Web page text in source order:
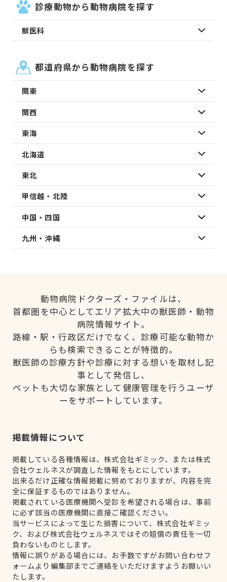
診療動物から動物病院を探す
獣医科
都道府県から動物病院を探す
関東
関西
東海
北海道
東北
甲信越・北陸
中国・四国
九州・沖縄
動物病院ドクターズ・ファイルは、
首都圏を中心としてエリア拡大中の獣医師・動物
病院情報サイト。
路線・駅・行政区だけでなく、診療可能な動物か
らも検索できることが特徴的。
獣医師の診療方針や診療に対する想いを取材し記
事として発信し、
ペットも大切な家族として健康管理を行うユーザ
ーをサポートしています。
掲載情報について
掲載している各種情報は、株式会社ギミック、または株式
会社ウェルネスが調査した情報をもとにしています。
出来るだけ正確な情報掲載に努めておりますが、内容を完
全に保証するものではありません。
掲載されている医療機関へ受診を希望される場合は、事前
に必ず該当の医療機関に直接ご確認ください。
当サービスによって生じた損害について、株式会社ギミッ
ク、および株式会社ウェルネスではその賠償の責任を一切
負わないものとします。
情報に誤りがある場合には、お手数ですがお問い合わせフ
ォームより編集部までご連絡をいただけますようお願いい
たします。